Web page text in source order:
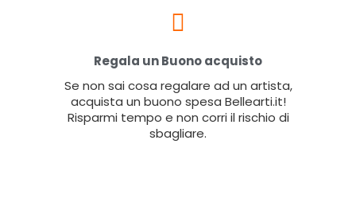
Regala un Buono acquisto
Se non sai cosa regalare ad un artista,
acquista un buono spesa Bellearti.it!
Risparmi tempo e non corri il rischio di
sbagliare.